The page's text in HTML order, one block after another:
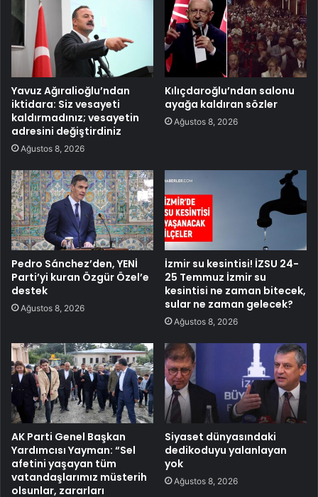
Yavuz Ağıralioğlu’ndan
iktidara: Siz vesayeti
kaldırmadınız; vesayetin
adresini değiştirdiniz
Ağustos 8, 2026
Kılıçdaroğlu’ndan salonu
ayağa kaldıran sözler
Ağustos 8, 2026
Pedro Sánchez’den, YENİ
Parti’yi kuran Özgür Özel’e
destek
Ağustos 8, 2026
İzmir su kesintisi! İZSU 24-
25 Temmuz İzmir su
kesintisi ne zaman bitecek,
sular ne zaman gelecek?
Ağustos 8, 2026
AK Parti Genel Başkan
Yardımcısı Yayman: “Sel
afetini yaşayan tüm
vatandaşlarımız müsterih
olsunlar, zararları
Siyaset dünyasındaki
dedikoduyu yalanlayan
yok
Ağustos 8, 2026